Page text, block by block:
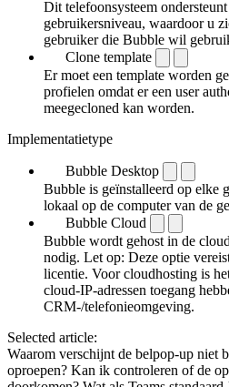
Dit telefoonsysteem
gebruikersniveau, waardoor u
gebruiker die Bubble wil
Clone template
Er moet een template worden
profielen omdat er een user
meegecloned kan worden.
Implementatietype
Bubble Desktop
Bubble is geïnstalleerd op elke
lokaal op de computer van de
Bubble Cloud
Bubble wordt gehost in de
nodig. Let op: Deze optie
licentie. Voor cloudhosting is
cloud-IP-adressen toegang
CRM-/telefonieomgeving.
Selected article:
Waarom verschijnt de belpop-up niet
oproepen? Kan ik controleren of de